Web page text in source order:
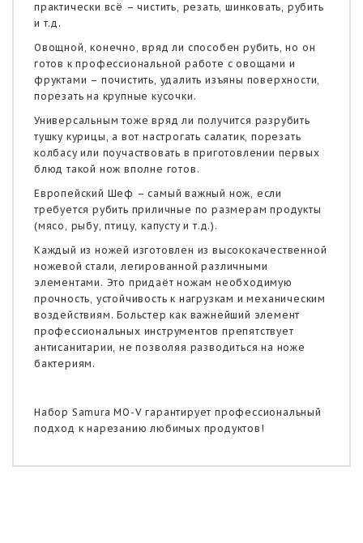
практически всё – чистить, резать, шинковать, рубить
и т.д.
Овощной, конечно, вряд ли способен рубить, но он
готов к профессиональной работе с овощами и
фруктами – почистить, удалить изъяны поверхности,
порезать на крупные кусочки.
Универсальным тоже вряд ли получится разрубить
тушку курицы, а вот настрогать салатик, порезать
колбасу или поучаствовать в приготовлении первых
блюд такой нож вполне готов.
Европейский Шеф – самый важный нож, если
требуется рубить приличные по размерам продукты
(мясо, рыбу, птицу, капусту и т.д.).
Каждый из ножей изготовлен из высококачественной
ножевой стали, легированной различными
элементами. Это придаёт ножам необходимую
прочность, устойчивость к нагрузкам и механическим
воздействиям. Больстер как важнейший элемент
профессиональных инструментов препятствует
антисанитарии, не позволяя разводиться на ноже
бактериям.
Набор Samura MO-V гарантирует профессиональный
подход к нарезанию любимых продуктов!